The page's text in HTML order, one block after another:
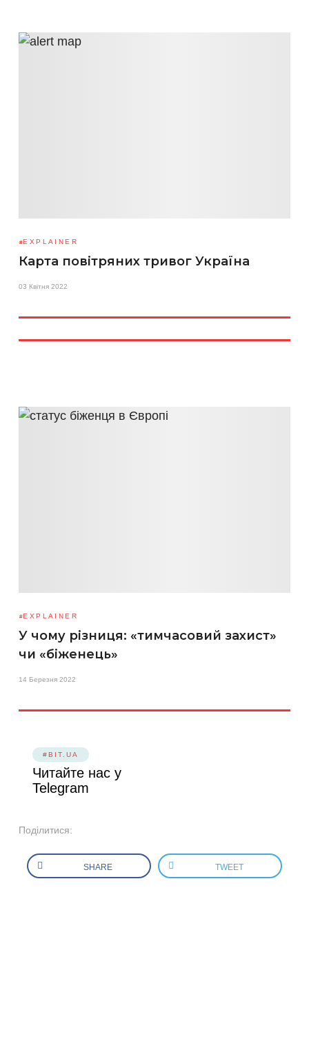
EXPLAINER
Карта повітряних тривог Україна
03 Квітня 2022
EXPLAINER
У чому різниця: «тимчасовий захист»
чи «біженець»
14 Березня 2022
#BIT.UA
Читайте нас у
Telegram
Поділитися:
SHARE TWEET